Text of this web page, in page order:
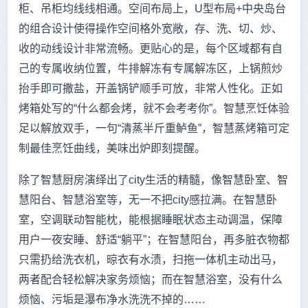
柜、吊柜均线线相通。空间布局上，U型布局+中央岛台
的组合设计使得操作空间格外宽敞，存、洗、切、炒、
收的动线设计非常流畅。更贴心的是，每个区域都有自
己的专属收纳位置，牛排解冻有专属解冻区，上锅煎炒
抬手即可撒盐，开盖锅铲顺手可放，非常人性化。正如
烤箱处写的“什么都会烤，就不会考考你”。智慧烹饪体验
足以解放双手，一句“清蒸半斤重鲈鱼”，智慧蒸烤箱可定
制最佳烹饪曲线，美味出炉即刻提醒。
除了智慧厨房演绎出了city生活的精髓，像智慧卧室、智
慧阳台、智慧浴室等，无一不把city感拉满。在智慧卧
室，空调联动智能枕，能根据睡眠状态主动调温，保障
用户一夜安睡、舒适“躺平”；在智慧阳台，再多脏衣物都
只需扔给洗衣机，晾衣有水渍，扫拖一体机主动出马，
两者配合轻松解决家务烦恼；而在智慧浴室，没有什么
烦恼、污垢是瀑布净水洗洗不掉的……